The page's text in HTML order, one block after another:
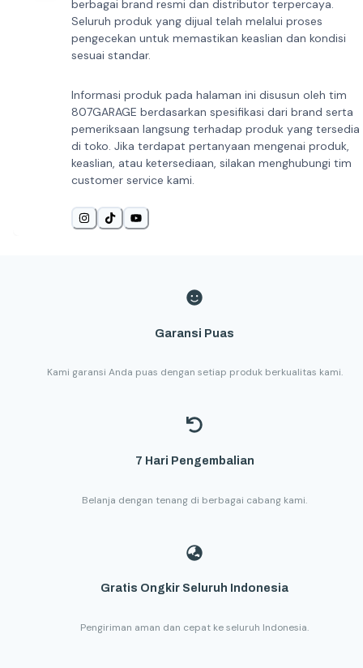
berbagai brand resmi dan distributor terpercaya.
Seluruh produk yang dijual telah melalui proses
pengecekan untuk memastikan keaslian dan kondisi
sesuai standar.
Informasi produk pada halaman ini disusun oleh tim
807GARAGE berdasarkan spesifikasi dari brand serta
pemeriksaan langsung terhadap produk yang tersedia
di toko. Jika terdapat pertanyaan mengenai produk,
keaslian, atau ketersediaan, silakan menghubungi tim
customer service kami.
Garansi Puas
Kami garansi Anda puas dengan setiap produk berkualitas kami.
7 Hari Pengembalian
Belanja dengan tenang di berbagai cabang kami.
Gratis Ongkir Seluruh Indonesia
Pengiriman aman dan cepat ke seluruh Indonesia.